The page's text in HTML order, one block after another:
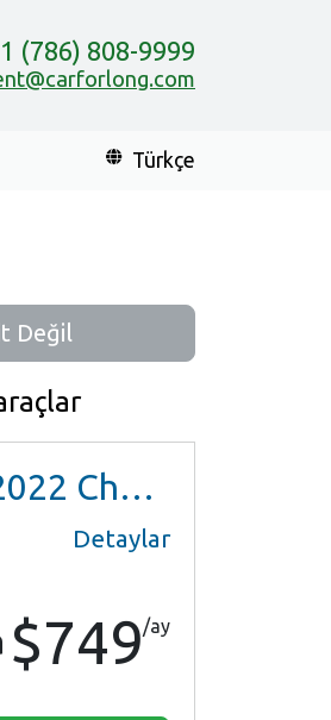
(786) 808-9999
Türkçe
Değil
Chevrolet Trax LS
Detaylar
$749/ay